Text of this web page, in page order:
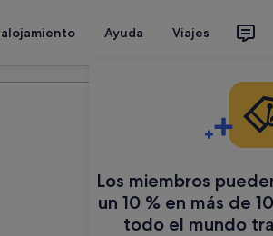
Ayuda Viajes
Los miembros
un 10 % en más de
todo el mundo